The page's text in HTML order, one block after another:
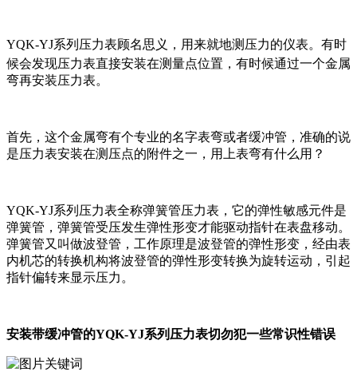
YQK-YJ系列 压力表顾名思义，用来就地测压力的仪表。有时
候会发现压力表直接安装在测量点位置，有时候通过一个金属
弯再安装压力表。
首先，这个金属弯有个专业的名字表弯或者缓冲管，准确的说
是压力表安装在测压点的附件之一，用上表弯有什么用？
YQK-YJ系列 压力表全称弹簧管压力表，它的弹性敏感元件是
弹簧管，弹簧管受压发生弹性形变才能驱动指针在表盘移动。
弹簧管又叫做波登管，工作原理是波登管的弹性形变，经由表
内机芯的转换机构将波登管的弹性形变转换为旋转运动，引起
指针偏转来显示压力。
安装带缓冲管的YQK-YJ系列 压力表切勿犯一些常识性错误